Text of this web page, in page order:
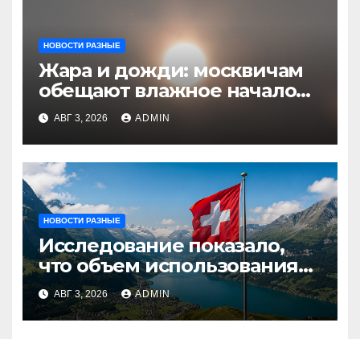
НОВОСТИ РАЗНЫЕ
Жара и дожди: москвичам
обещают влажное начало
августа
АВГ 3, 2026 ADMIN
НОВОСТИ РАЗНЫЕ
Исследование показало,
что объем использования
криптовалют в Швейцарии
в два раза превышает
аналогичный показатель в
АВГ 3, 2026 ADMIN